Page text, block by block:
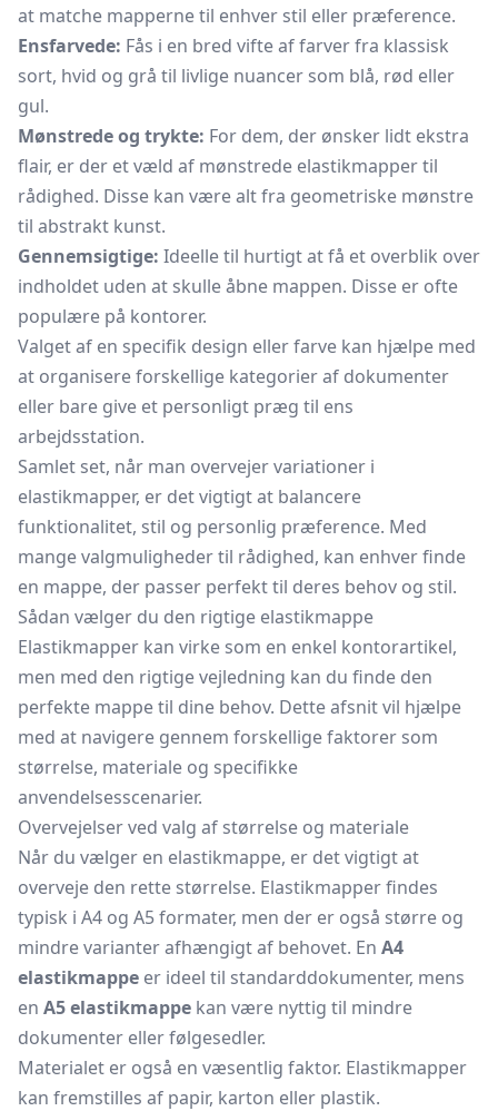
at matche mapperne til enhver stil eller præference.
Ensfarvede: Fås i en bred vifte af farver fra klassisk
sort, hvid og grå til livlige nuancer som blå, rød eller
gul.
Mønstrede og trykte: For dem, der ønsker lidt ekstra
flair, er der et væld af mønstrede elastikmapper til
rådighed. Disse kan være alt fra geometriske mønstre
til abstrakt kunst.
Gennemsigtige: Ideelle til hurtigt at få et overblik over
indholdet uden at skulle åbne mappen. Disse er ofte
populære på kontorer.
Valget af en specifik design eller farve kan hjælpe med
at organisere forskellige kategorier af dokumenter
eller bare give et personligt præg til ens
arbejdsstation.
Samlet set, når man overvejer variationer i
elastikmapper, er det vigtigt at balancere
funktionalitet, stil og personlig præference. Med
mange valgmuligheder til rådighed, kan enhver finde
en mappe, der passer perfekt til deres behov og stil.
Sådan vælger du den rigtige elastikmappe
Elastikmapper kan virke som en enkel kontorartikel,
men med den rigtige vejledning kan du finde den
perfekte mappe til dine behov. Dette afsnit vil hjælpe
med at navigere gennem forskellige faktorer som
størrelse, materiale og specifikke
anvendelsesscenarier.
Overvejelser ved valg af størrelse og materiale
Når du vælger en elastikmappe, er det vigtigt at
overveje den rette størrelse. Elastikmapper findes
typisk i A4 og A5 formater, men der er også større og
mindre varianter afhængigt af behovet. En A4
elastikmappe er ideel til standarddokumenter, mens
en A5 elastikmappe kan være nyttig til mindre
dokumenter eller følgesedler.
Materialet er også en væsentlig faktor. Elastikmapper
kan fremstilles af papir, karton eller plastik.